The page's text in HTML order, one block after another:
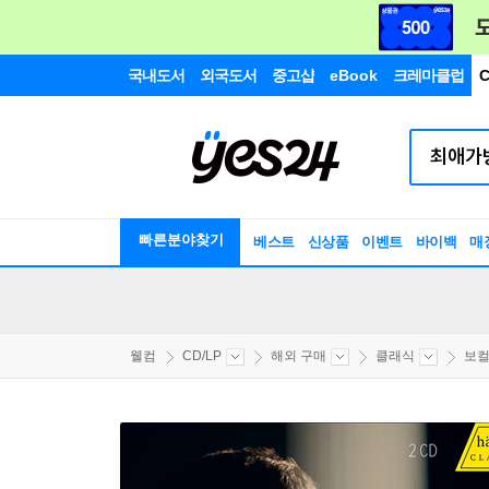
국내도서 외국도서 중고샵 eBook 크레마클럽
빠른분야찾기 베스트 신상품 이벤트 바이백 매
웰컴 CD/LP 해외 구매 클래식 보